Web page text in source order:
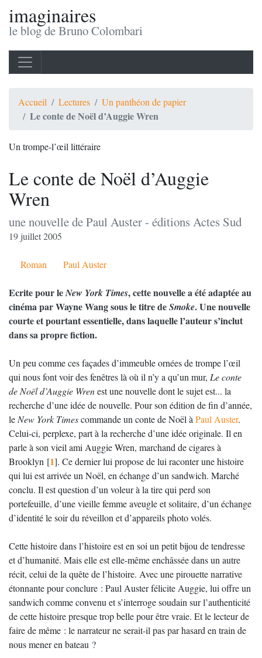
imaginaires
le blog de Bruno Colombari
Accueil Lectures Un panthéon de papier
Le conte de Noël d’Auggie Wren
Un trompe-l’œil littéraire
Le conte de Noël d’Auggie
Wren
une nouvelle de Paul Auster - éditions Actes Sud
19 juillet 2005
Roman Paul Auster
Ecrite pour leNew York Times, cette nouvelle a été adaptée au
cinéma par Wayne Wang sous le titre deSmoke. Une nouvelle
courte et pourtant essentielle, dans laquelle l’auteur s’inclut
dans sa propre fiction.
Un peu comme ces façades d’immeuble ornées de trompe l’œil
qui nous font voir des fenêtres là où il n’y a qu’un mur, Le conte
de Noël d’Auggie Wrenest une nouvelle dont le sujet est... la
recherche d’une idée de nouvelle. Pour son édition de fin d’année,
le New York Timescommande un conte de Noël à Paul Auster.
Celui-ci, perplexe, part à la recherche d’une idée originale. Il en
parle à son vieil ami Auggie Wren, marchand de cigares à
Brooklyn [1]. Ce dernier lui propose de lui raconter une histoire
qui lui est arrivée un Noël, en échange d’un sandwich. Marché
conclu. Il est question d’un voleur à la tire qui perd son
portefeuille, d’une vieille femme aveugle et solitaire, d’un échange
d’identité le soir du réveillon et d’appareils photo volés.
Cette histoire dans l’histoire est en soi un petit bijou de tendresse
et d’humanité. Mais elle est elle-même enchâssée dans un autre
récit, celui de la quête de l’histoire. Avec une pirouette narrative
étonnante pour conclure : Paul Auster félicite Auggie, lui offre un
sandwich comme convenu et s’interroge soudain sur l’authenticité
de cette histoire presque trop belle pour être vraie. Et le lecteur de
faire de même : le narrateur ne serait-il pas par hasard en train de
nous mener en bateau ?